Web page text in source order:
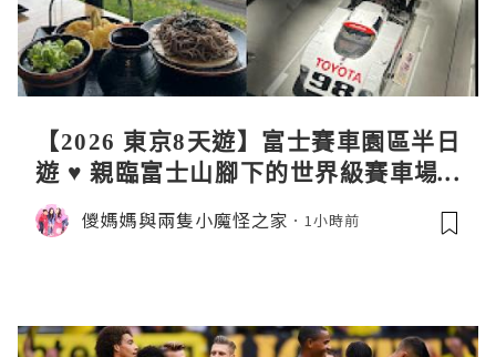
【2026 東京8天遊】富士賽車園區半日
遊 ♥ 親臨富士山腳下的世界級賽車場 F
uji SpeedWay。參觀富士賽車博物
館。到觀景餐廳邊觀賞賽車邊嘆午餐
儍媽媽與兩隻小魔怪之家 1小時前